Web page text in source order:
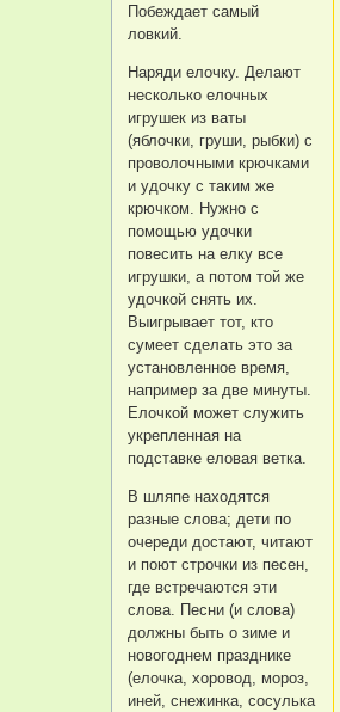
Побеждает самый
ловкий.
Наряди елочку. Делают
несколько елочных
игрушек из ваты
(яблочки, груши, рыбки) с
проволочными крючками
и удочку с таким же
крючком. Нужно с
помощью удочки
повесить на елку все
игрушки, а потом той же
удочкой снять их.
Выигрывает тот, кто
сумеет сделать это за
установленное время,
например за две минуты.
Елочкой может служить
укрепленная на
подставке еловая ветка.
В шляпе находятся
разные слова; дети по
очереди достают, читают
и поют строчки из песен,
где встречаются эти
слова. Песни (и слова)
должны быть о зиме и
новогоднем празднике
(елочка, хоровод, мороз,
иней, снежинка, сосулька